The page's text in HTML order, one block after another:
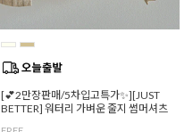
[💕2만장판매/5차입고특가✨][JUST
BETTER] 워터리 가벼운 줄지 썸머셔츠